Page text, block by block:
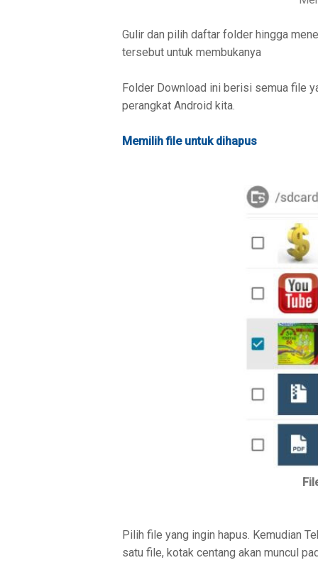
Gulir dan pilih daftar folder hingga
tersebut untuk membukanya
Folder Download ini berisi semua file
perangkat Android kita.
Memilih file untuk dihapus
Pilih file yang ingin hapus. Kemudian
satu file, kotak centang akan muncul